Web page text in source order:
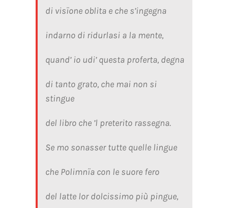
di visïone oblita e che s’ingegna
indarno di ridurlasi a la mente,
quand’ io udi’ questa proferta, degna
di tanto grato, che mai non si
stingue
del libro che ’l preterito rassegna.
Se mo sonasser tutte quelle lingue
che Polimnïa con le suore fero
del latte lor dolcissimo più pingue,